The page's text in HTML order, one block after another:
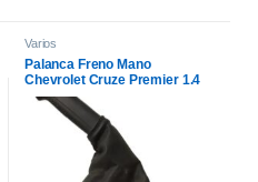
Varios
Palanca Freno Mano
Chevrolet Cruze Premier 1.4
2021